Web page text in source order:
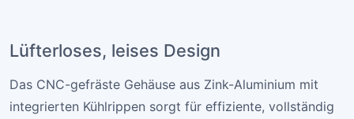
Lüfterloses, leises Design
Das CNC-gefräste Gehäuse aus Zink-Aluminium mit
integrierten Kühlrippen sorgt für effiziente, vollständig